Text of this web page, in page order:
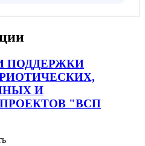
ПОДДЕРЖКИ
И
"ВСП